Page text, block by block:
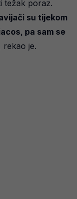
težak poraz.
su tijekom
pa sam se
rekao je.